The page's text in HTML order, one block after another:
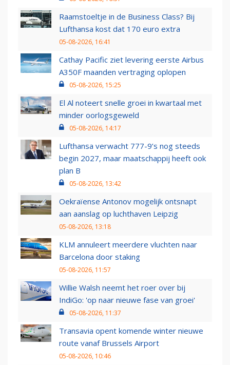
Raamstoeltje in de Business Class? Bij
Lufthansa kost dat 170 euro extra
05-08-2026, 16:41
Cathay Pacific ziet levering eerste Airbus
A350F maanden vertraging oplopen
05-08-2026, 15:25
El Al noteert snelle groei in kwartaal met
minder oorlogsgeweld
05-08-2026, 14:17
Lufthansa verwacht 777-9’s nog steeds
begin 2027, maar maatschappij heeft ook
plan B
05-08-2026, 13:42
Oekraïense Antonov mogelijk ontsnapt
aan aanslag op luchthaven Leipzig
05-08-2026, 13:18
KLM annuleert meerdere vluchten naar
Barcelona door staking
05-08-2026, 11:57
Willie Walsh neemt het roer over bij
IndiGo: 'op naar nieuwe fase van groei'
05-08-2026, 11:37
Transavia opent komende winter nieuwe
route vanaf Brussels Airport
05-08-2026, 10:46